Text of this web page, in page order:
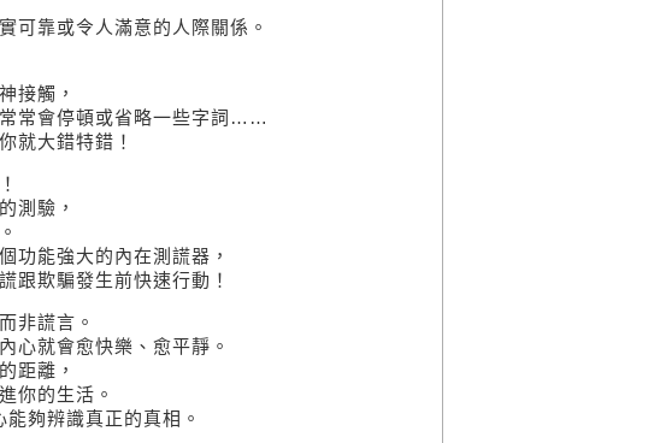
可靠或令人滿意的人際關係。
接觸，
常會停頓或省略一些字詞……
就大錯特錯！
測驗，
功能強大的內在測謊器，
跟欺騙發生前快速行動！
非謊言。
心就會愈快樂、愈平靜。
距離，
你的生活。
夠辨識真正的真相。